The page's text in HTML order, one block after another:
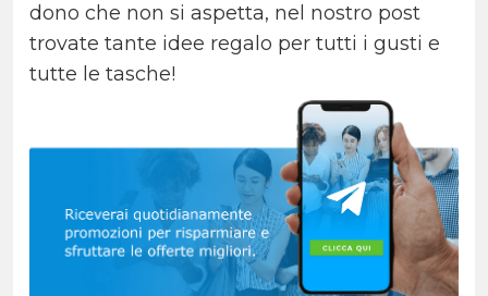
dono che non si aspetta, nel nostro post
trovate tante idee regalo per tutti i gusti e
tutte le tasche!